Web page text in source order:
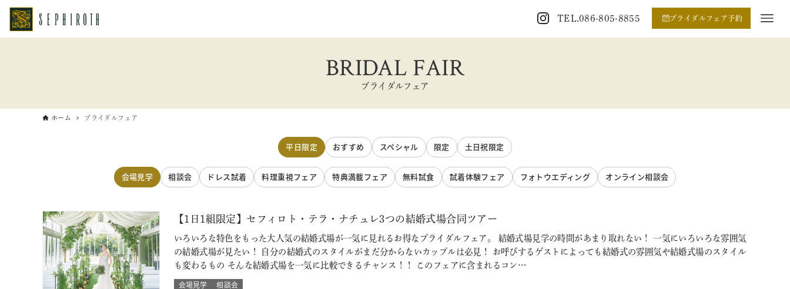
TEL.086-805-8855 ブライダルフェア予約
BRIDAL FAIR
ブライダルフェア
ホーム ブライダルフェア
平日限定 おすすめ スペシャル 限定 土日祝限定
会場見学 相談会 ドレス試着 料理重視フェア 特典満載フェア 無料試食 試着体験フェア フォトウエディング オンライン相談会
【1日1組限定】セフィロト・テラ・ナチュレ3つの結婚式場合同ツアー
いろいろな特色をもった大人気の結婚式場が一気に見れるお得なブライダルフェア。 結婚式場見学の時間があまり取れない！ 一気にいろいろな雰囲気
の結婚式場が見たい！ 自分の結婚式のスタイルがまだ分からないカップルは必見！ お呼びするゲストによっても結婚式の雰囲気や結婚式場のスタイル
も変わるもの そんな結婚式場を一気に比較できるチャンス！！ このフェアに含まれるコン…
会場見学
相談会